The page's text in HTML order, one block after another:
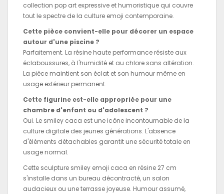
collection pop art expressive et humoristique qui couvre
tout le spectre de la culture emoji contemporaine.
Cette pièce convient-elle pour décorer un espace
autour d'une piscine ?
Parfaitement. La résine haute performance résiste aux
éclaboussures, à l'humidité et au chlore sans altération.
La pièce maintient son éclat et son humour même en
usage extérieur permanent.
Cette figurine est-elle appropriée pour une
chambre d'enfant ou d'adolescent ?
Oui. Le smiley caca est une icône incontournable de la
culture digitale des jeunes générations. L'absence
d'éléments détachables garantit une sécurité totale en
usage normal.
Cette sculpture smiley emoji caca en résine 27 cm
s'installe dans un bureau décontracté, un salon
audacieux ou une terrasse joyeuse. Humour assumé,